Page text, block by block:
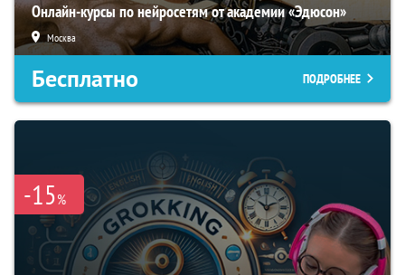
Онлайн-курсы по нейросетям от академии «Эдюсон»
Москва
Бесплатно ПОДРОБНЕЕ
-15%